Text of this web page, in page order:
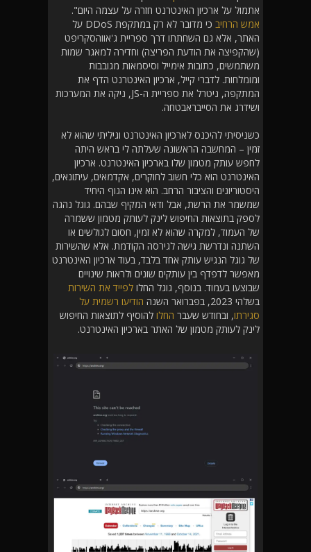
אתמול על ארכיון האינטרנט חזרה על עצמה היום".
אמש הרחיב
כי מדובר לא רק במתקפת DDoS על
האתר, אלא גם השחתתו דרך ספריית ג'אווהסקריפט
(שהקפיצה את הודעת הפריצה) וחדירה למאגר שמות
משתמשים, כתובות אימייל וסיסמאות מגובבות
ומומלחות. לדברי קייל, ארכיון האינטרנט הדף את
המתקפה, ניטרל את ספריית ה-JS, ניקה את המערכות
ושידרג את הסייבראבטחה.
כשניסיתי להיכנס לארכיון האינטרנט וגיליתי שהוא לא
זמין – המחשבה הראשונה שעלתה לי בראש היתה
לחפש עותק מטמון שלו בארכיון האינטרנט. ארכיון
האינטרנט הוא כלי חשוב לחוקרים, אקדמאים, עיתונאים,
היסטוריונים והציבור הרחב. הוא אינו הגוף היחיד
שמשמר את הרשת, אבל ודאי המקיף שבהם. גוגל נהגה
לספק בתוצאות החיפוש לינק לעותק מטמון ששמרה
של העמוד, למקרה שהוא לא זמין, חסום לגולשים או
השתנה ונדרשת גישה לגירסה הקודמת. אלא שהשירות
של גוגל הנגיש עותק אחד בלבד, בעוד ארכיון האינטרנט
מאפשר לדפדף בין עותקים שונים ולראות שינויים
שבוצעו בעמוד. בנוסף, גוגל החלו לפייד את השירות
בשלהי 2023, בפברואר השנה
הודיעו רשמית על
סגירתו, ובחודש שעבר החלו להוסיף לתוצאות החיפוש
לינק לעותק מטמון של האתר בארכיון האינטרנט.